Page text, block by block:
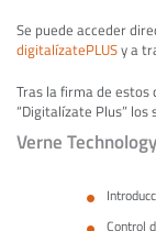
Se puede acceder
digitalízatePLUSy a
Tras la firma de estos
“Digitalízate Plus”
Verne
Control